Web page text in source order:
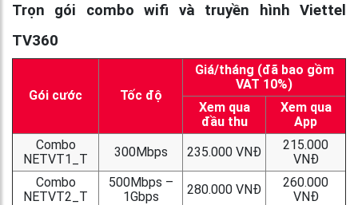
Trọn gói combo wifi và truyền hình Viettel
TV360
Gói cước Tốc độ
Giá/tháng (đã bao gồm
VAT 10%)
Xem qua
đầu thu
Xem qua
App
Combo
NETVT1_T
300Mbps 235.000 VNĐ
215.000
VNĐ
Combo
NETVT2_T
500Mbps –
1Gbps
280.000 VNĐ
260.000
VNĐ